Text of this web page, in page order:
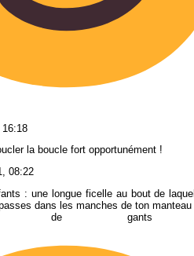
16:18
la boucle fort opportunément !
08:22
: une longue ficelle au bout de
dans les manches de ton
de gants